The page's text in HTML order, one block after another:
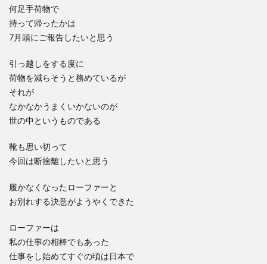
何足手荷物で
持って帰ったかは
7月頭にご報告したいと思う
引っ越しをする度に
荷物を減らそうと務めているが
それが
なかなかうまくいかないのが
世の中というものである
靴も思い切って
今回は断捨離したいと思う
履かなくなったローファーと
お別れする決意がようやくできた
ローファーは
私の仕事の相棒でもあった
仕事をし始めてすぐの頃は日本で